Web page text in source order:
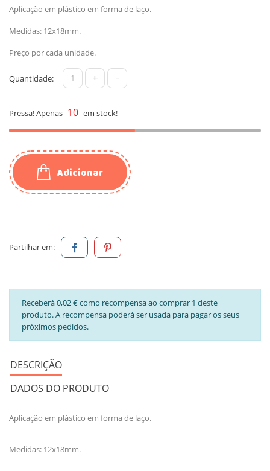
Aplicação em plástico em forma de laço.
Medidas: 12x18mm.
Preço por cada unidade.
Quantidade: + -
Pressa! Apenas 10 em stock!
Adicionar
Partilhar em:
Receberá 0,02 € como recompensa ao comprar 1 deste
produto. A recompensa poderá ser usada para pagar os seus
próximos pedidos.
DESCRIÇÃO
DADOS DO PRODUTO
Aplicação em plástico em forma de laço.
Medidas: 12x18mm.